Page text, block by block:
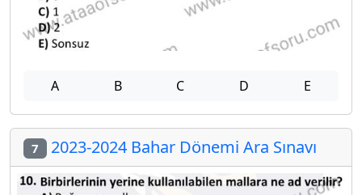
A B C D E
7 2023-2024 Bahar Dönemi Ara Sınavı